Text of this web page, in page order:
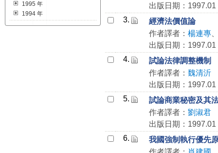
1995 年
1994 年
出版日期：1997.01
3.
經濟法價值論
作者譯者： 楊連專
出版日期：1997.01
4.
試論法律調整機制
作者譯者： 魏清沂
出版日期：1997.01
5.
試論商業秘密及其
作者譯者： 劉淑君
出版日期：1997.01
6.
我國強制執行優先